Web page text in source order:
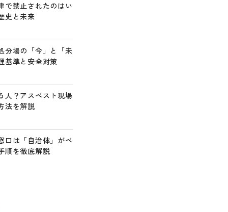
で禁止されたのはい
史と未来
分場の「今」と「未
基準と安全対策
人？アスベスト現場
法を解説
口は「自治体」がベ
順を徹底解説